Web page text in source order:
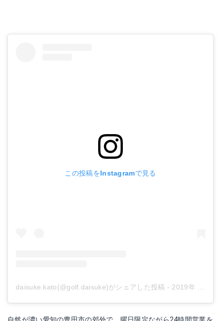
この投稿をInstagramで見る
daisuke.kato(@golf.daisuke)がシェアした投稿 - 2019年 3月月2日午後1時58分PST
自然が濃い愛知の豊田市の郊外で、曜日限定ながら24時間営業を